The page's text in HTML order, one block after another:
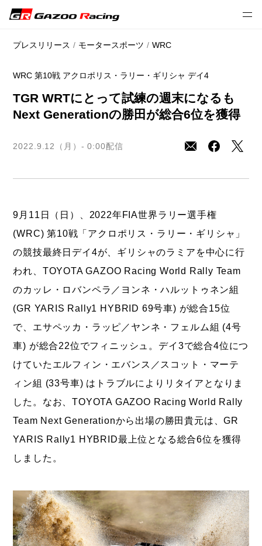
// 2022 season
プレスリリース モータースポーツ WRC
WRC 第10戦 アクロポリス・ラリー・ギリシャ デイ4
TGR WRTにとって試練の週末になるも
Next Generationの勝田が総合6位を獲得
2022.9.12（月）- 0:00配信
9月11日（日）、2022年FIA世界ラリー選手権
(WRC) 第10戦「アクロポリス・ラリー・ギリシャ」
の競技最終日デイ4が、ギリシャのラミアを中心に行
われ、TOYOTA GAZOO Racing World Rally Team
のカッレ・ロバンペラ／ヨンネ・ハルットゥネン組
(GR YARIS Rally1 HYBRID 69号車) が総合15位
で、エサペッカ・ラッピ／ヤンネ・フェルム組 (4号
車) が総合22位でフィニッシュ。デイ3で総合4位につ
けていたエルフィン・エバンス／スコット・マーテ
ィン組 (33号車) はトラブルによりリタイアとなりま
した。なお、TOYOTA GAZOO Racing World Rally
Team Next Generationから出場の勝田貴元は、GR
YARIS Rally1 HYBRID最上位となる総合6位を獲得
しました。